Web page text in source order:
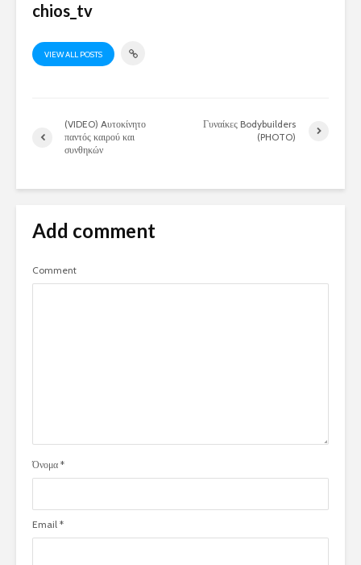
chios_tv
VIEW ALL POSTS
(VIDEO) Aυτοκίνητο
παντός καιρού και
συνθηκών
Γυναίκες Bodybuilders
(PHOTO)
Add comment
Comment
Όνομα *
Email *